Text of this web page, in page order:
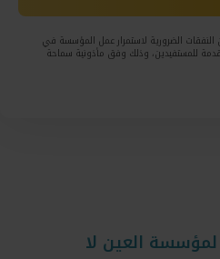
الضرورية لاستمرار عمل المؤسسة في
للمستفيدين، وذلك وفق مأذونية سماحة
العين لا